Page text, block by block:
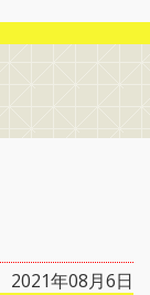
2021年08月6日